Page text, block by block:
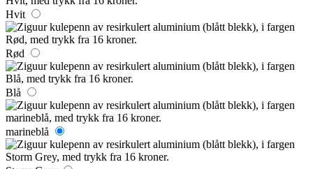
Hvit
Rød
Blå
marineblå